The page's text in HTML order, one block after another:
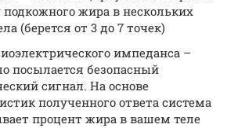
жира в нескольких
(берется от 3 до 7 точек)
импеданса –
посылается безопасный
сигнал. На основе
полученного ответа система
процент жира в вашем теле